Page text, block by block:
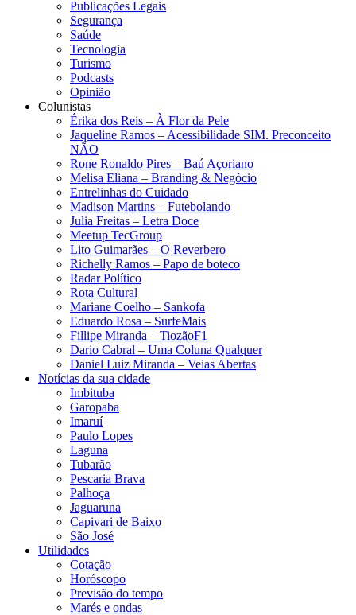
Publicações Legais
Segurança
Saúde
Tecnologia
Turismo
Podcasts
Opinião
Colunistas
Érika dos Reis​ – À Flor da Pele
Jaqueline Ramos – Acessibilidade SIM. Preconceito
NÃO
Rone Ronaldo Pires – Baú Açoriano
Melisa Eliana – Branding & Negócio
Entrelinhas do Cuidado
Madison Martins – Futebolando
Julia Freitas​ – Letra Doce
Meetup TecGroup
Lito Guimarães – O Reverbero
Richelly Ramos​ – Papo de boteco
Radar Político
Rota Cultural
Mariane Coelho – Sankofa
Eduardo Rosa​ – SurfeMais
Fillipe Miranda – TiozãoF1
Dario Cabral – Uma Coluna Qualquer
Daniel Luiz Miranda – Veias Abertas
Notícias da sua cidade
Imbituba
Garopaba
Imaruí
Paulo Lopes
Laguna
Tubarão
Pescaria Brava
Palhoça
Jaguaruna
Capivari de Baixo
São José
Utilidades
Cotação
Horóscopo
Previsão do tempo
Marés e ondas